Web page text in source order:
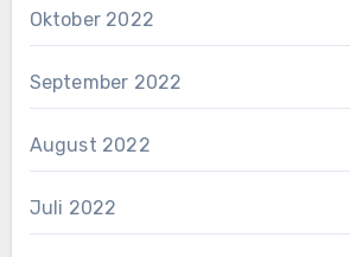
Oktober 2022
September 2022
August 2022
Juli 2022